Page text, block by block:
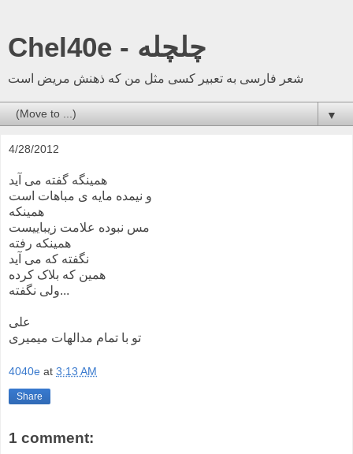
Chel40e - چلچله
شعر فارسی به تعبیر کسی مثل من که ذهنش مریض است
▼
4/28/2012
همینگه گفته می آید
و نیمده مایه ی مباهات است
همینکه
مس نبوده علامت زیباییست
همینکه رفته
نگفته که می آید
همین که بلاک کرده
ولی نگفته...
علی
تو با تمام مدالهات میمیری
4040e at 3:13 AM
Share
1 comment: